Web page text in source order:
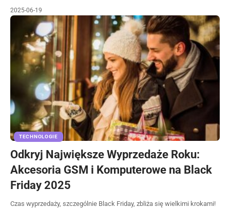
2025-06-19
TECHNOLOGIE
Odkryj Największe Wyprzedaże Roku:
Akcesoria GSM i Komputerowe na Black
Friday 2025
Czas wyprzedaży, szczególnie Black Friday, zbliża się wielkimi krokami!